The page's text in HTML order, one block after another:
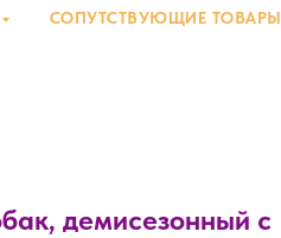
СОПУТСТВУЮЩИЕ ТОВАРЫ
демисезонный с